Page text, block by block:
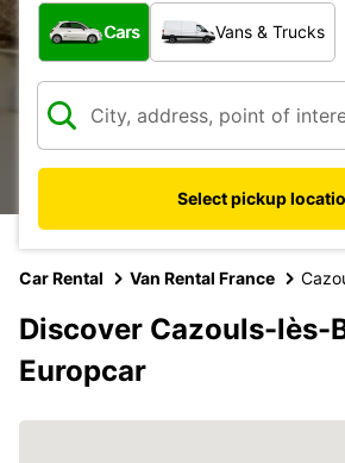
What type of vehicle?
Cars Vans & Trucks
Select pickup
Car Rental Van Rental France
Discover Cazouls-lès-
Europcar